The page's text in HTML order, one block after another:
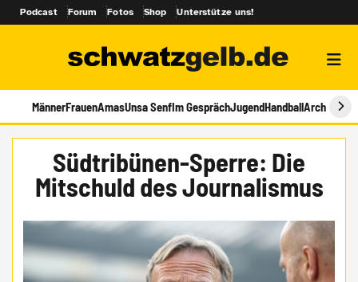
Podcast Forum Fotos Shop Unterstütze uns!
MännerFrauenAmasUnsa SenfIm GesprächJugendHandballArchiv
Südtribünen-Sperre: Die
Mitschuld des Journalismus